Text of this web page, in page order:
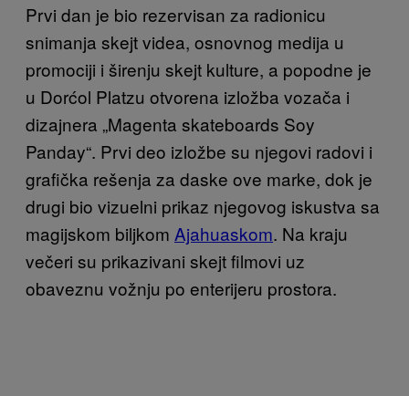
Prvi dan je bio rezervisan za radionicu
snimanja skejt videa, osnovnog medija u
promociji i širenju skejt kulture, a popodne je
u Dorćol Platzu otvorena izložba vozača i
dizajnera „Magenta skateboards Soy
Panday“. Prvi deo izložbe su njegovi radovi i
grafička rešenja za daske ove marke, dok je
drugi bio vizuelni prikaz njegovog iskustva sa
magijskom biljkom Ajahuaskom. Na kraju
večeri su prikazivani skejt filmovi uz
obaveznu vožnju po enterijeru prostora.